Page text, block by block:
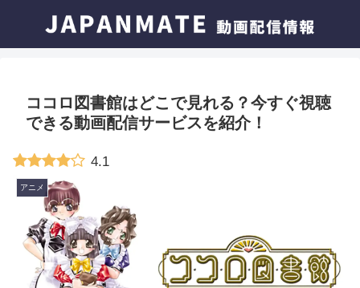
ココロ図書館はどこで見れる？今すぐ視聴
できる動画配信サービスを紹介！
4.1
アニメ